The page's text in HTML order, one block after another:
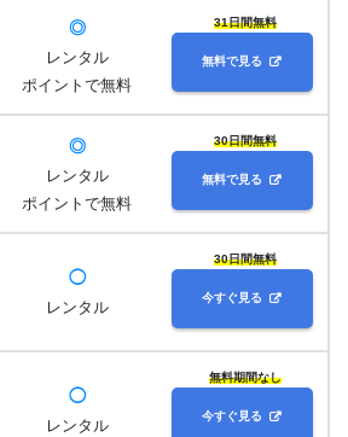
◎
レンタル
ポイントで無料
31日間無料
無料で見る
◎
レンタル
ポイントで無料
30日間無料
無料で見る
◯
レンタル
30日間無料
今すぐ見る
◯
レンタル
無料期間なし
今すぐ見る